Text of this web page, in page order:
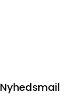
Nyhedsmail